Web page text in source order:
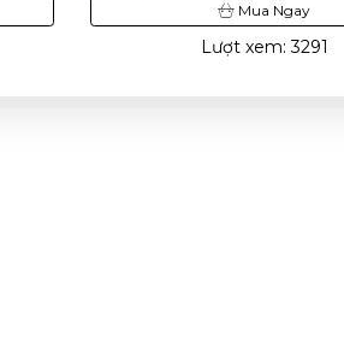
Mua Ngay
Lượt xem: 3291